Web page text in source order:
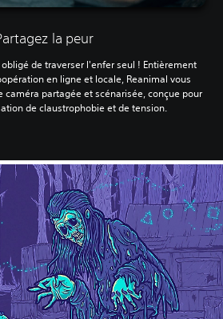
la peur
de traverser l'enfer seul ! Entièrement
en ligne et locale, Reanimal vous
caméra partagée et scénarisée, conçue pour
de claustrophobie et de tension.